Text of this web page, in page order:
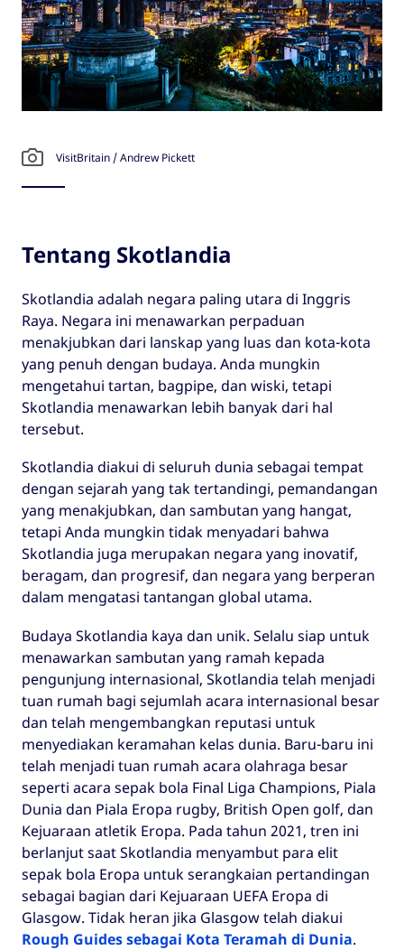
VisitBritain / Andrew Pickett
Tentang Skotlandia
Skotlandia adalah negara paling utara di Inggris
Raya. Negara ini menawarkan perpaduan
menakjubkan dari lanskap yang luas dan kota-kota
yang penuh dengan budaya. Anda mungkin
mengetahui tartan, bagpipe, dan wiski, tetapi
Skotlandia menawarkan lebih banyak dari hal
tersebut.
Skotlandia diakui di seluruh dunia sebagai tempat
dengan sejarah yang tak tertandingi, pemandangan
yang menakjubkan, dan sambutan yang hangat,
tetapi Anda mungkin tidak menyadari bahwa
Skotlandia juga merupakan negara yang inovatif,
beragam, dan progresif, dan negara yang berperan
dalam mengatasi tantangan global utama.
Budaya Skotlandia kaya dan unik. Selalu siap untuk
menawarkan sambutan yang ramah kepada
pengunjung internasional, Skotlandia telah menjadi
tuan rumah bagi sejumlah acara internasional besar
dan telah mengembangkan reputasi untuk
menyediakan keramahan kelas dunia. Baru-baru ini
telah menjadi tuan rumah acara olahraga besar
seperti acara sepak bola Final Liga Champions, Piala
Dunia dan Piala Eropa rugby, British Open golf, dan
Kejuaraan atletik Eropa. Pada tahun 2021, tren ini
berlanjut saat Skotlandia menyambut para elit
sepak bola Eropa untuk serangkaian pertandingan
sebagai bagian dari Kejuaraan UEFA Eropa di
Glasgow. Tidak heran jika Glasgow telah diakui
Rough Guides sebagai Kota Teramah di Dunia.